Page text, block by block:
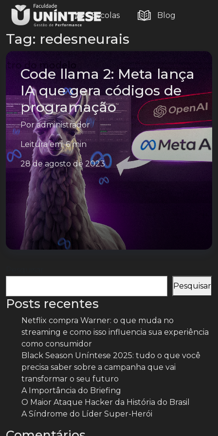
Escolas Blog
Tag: redesneurais
Code llama 2: Meta lança
IA que gera códigos de
programação
Poradministrador
Leitura em: 6 min
28 de agosto de 2023
Pesquisar
Posts recentes
Netflix compra Warner: o que muda no
streaming e como isso influencia sua experiência
como consumidor
Black Season Uníntese 2025: tudo o que você
precisa saber sobre a campanha que vai
transformar o seu futuro
A Importância do Briefing
O Maior Ataque Hacker da História do Brasil
A Síndrome do Líder Super-Herói